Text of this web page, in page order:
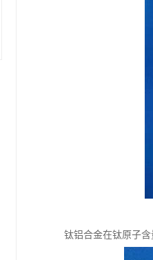
钛铝合金在钛原子